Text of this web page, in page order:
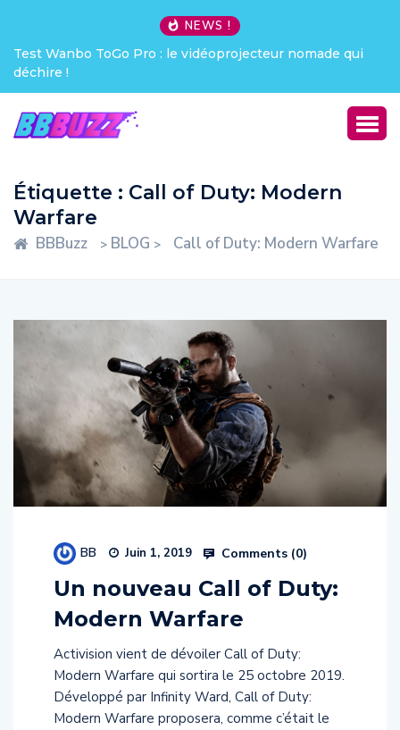
NEWS !
Test Wanbo ToGo Pro : le vidéoprojecteur nomade qui
déchire !
Étiquette : Call of Duty: Modern
Warfare
BBBuzz > BLOG > Call of Duty: Modern Warfare
BB Juin 1, 2019 Comments (0)
Un nouveau Call of Duty:
Modern Warfare
Activision vient de dévoiler Call of Duty:
Modern Warfare qui sortira le 25 octobre 2019.
Développé par Infinity Ward, Call of Duty:
Modern Warfare proposera, comme c’était le